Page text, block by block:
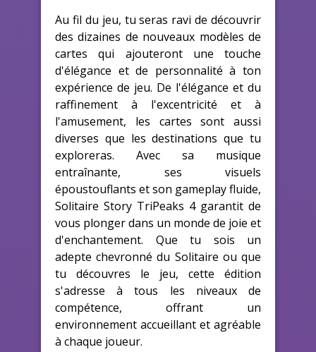
Au fil du jeu, tu seras ravi de découvrir
des dizaines de nouveaux modèles de
cartes qui ajouteront une touche
d'élégance et de personnalité à ton
expérience de jeu. De l'élégance et du
raffinement à l'excentricité et à
l'amusement, les cartes sont aussi
diverses que les destinations que tu
exploreras. Avec sa musique
entraînante, ses visuels
époustouflants et son gameplay fluide,
Solitaire Story TriPeaks 4 garantit de
vous plonger dans un monde de joie et
d'enchantement. Que tu sois un
adepte chevronné du Solitaire ou que
tu découvres le jeu, cette édition
s'adresse à tous les niveaux de
compétence, offrant un
environnement accueillant et agréable
à chaque joueur.